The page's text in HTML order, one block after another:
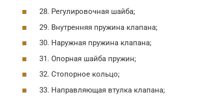
28. Регулировочная шайба;
29. Внутренняя пружина клапана;
30. Наружная пружина клапана;
31. Опорная шайба пружин;
32. Стопорное кольцо;
33. Направляющая втулка клапана;